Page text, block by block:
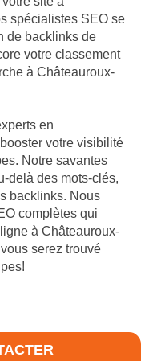
spécialistes SEO se
de backlinks de
votre classement
à Châteauroux-
en
votre visibilité
Notre savantes
delà des mots-clés,
backlinks. Nous
complètes qui
à Châteauroux-
serez trouvé